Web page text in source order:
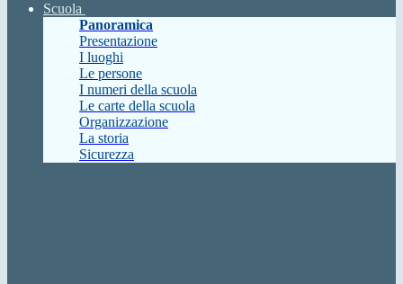
Scuola
Panoramica
Presentazione
I luoghi
Le persone
I numeri della scuola
Le carte della scuola
Organizzazione
La storia
Sicurezza